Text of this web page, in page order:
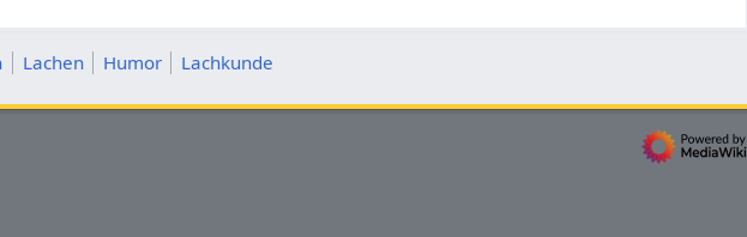
Lachen Humor Lachkunde